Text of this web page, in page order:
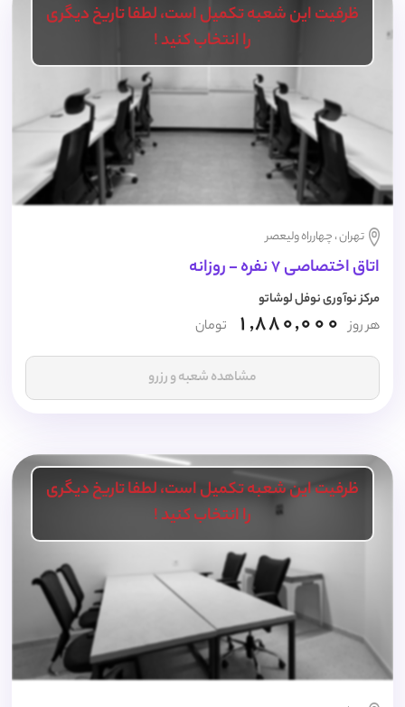
ظرفیت این شعبه تکمیل است، لطفا تاریخ دیگری
را انتخاب کنید !
تهران ، چهارراه ولیعصر
اتاق اختصاصی 7 نفره - روزانه
مرکز نوآوری نوفل لوشاتو
هر روز 1,880,000 تومان
مشاهده شعبه و رزرو
ظرفیت این شعبه تکمیل است، لطفا تاریخ دیگری
را انتخاب کنید !